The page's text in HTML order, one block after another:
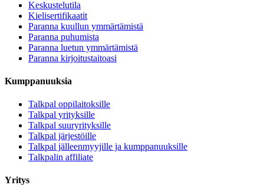
Keskustelutila
Kielisertifikaatit
Paranna kuullun ymmärtämistä
Paranna puhumista
Paranna luetun ymmärtämistä
Paranna kirjoitustaitoasi
Kumppanuuksia
Talkpal oppilaitoksille
Talkpal yrityksille
Talkpal suuryrityksille
Talkpal järjestöille
Talkpal jälleenmyyjille ja kumppanuuksille
Talkpalin affiliate
Yritys